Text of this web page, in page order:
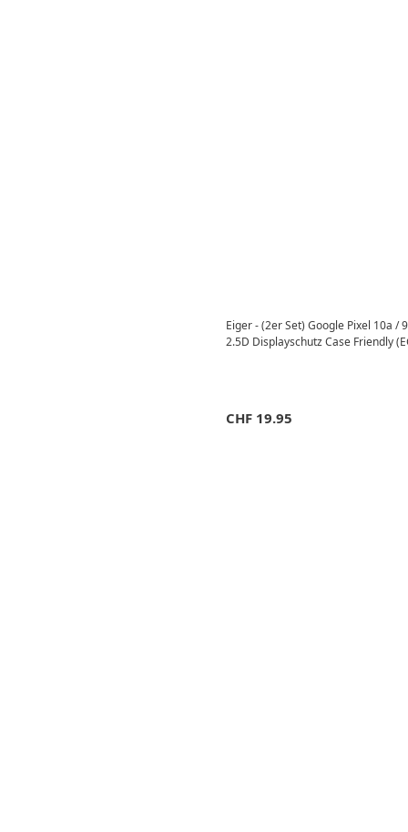
Eiger - (2er Set) Google Pixel 10a
2.5D Displayschutz Case Friendly
CHF 19.95